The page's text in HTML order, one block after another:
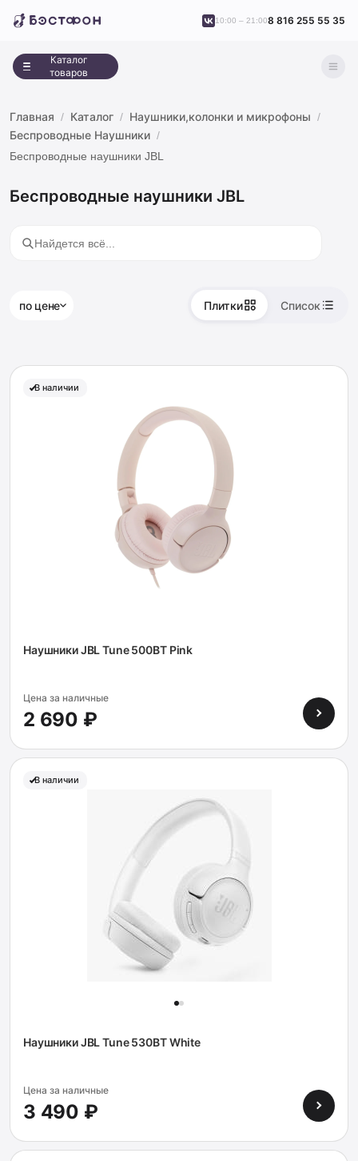
Каталог
товаров
10:00 – 21:008 816 255 55 35
Главная Каталог
Наушники,колонки и микрофоны
Беспроводные Наушники
Беспроводные наушники JBL
Беспроводные наушники JBL
по цене Плитки Список
В наличии
Наушники JBL Tune 500BT Pink
Цена за наличные
2 690 ₽
В наличии
Наушники JBL Tune 530BT White
Цена за наличные
3 490 ₽